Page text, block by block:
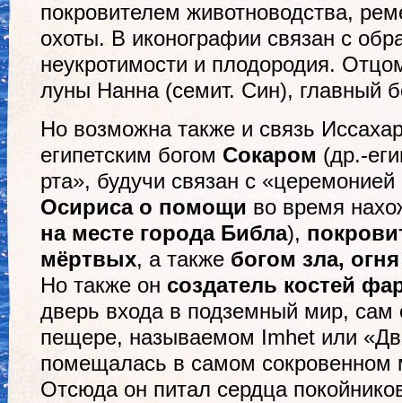
покровителем животноводства,
охоты. В иконографии связан с
неукротимости и плодородия.
луны Нанна (семит. Син), главный
Но возможна также и связь
египетским богом Сокаром (др.-
рта», будучи связан с
Осириса о помощи во время
на месте города Библа),
мёртвых, а также богом зла,
Но также он создатель костей
дверь входа в подземный мир, сам
пещере, называемом Imhet или
помещалась в самом сокровенном
Отсюда он питал сердца